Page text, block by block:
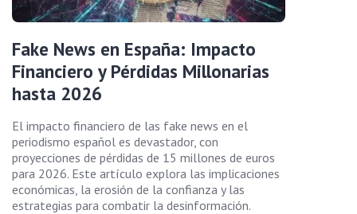
Fake News en España: Impacto
Financiero y Pérdidas Millonarias
hasta 2026
El impacto financiero de las fake news en el
periodismo español es devastador, con
proyecciones de pérdidas de 15 millones de euros
para 2026. Este artículo explora las implicaciones
económicas, la erosión de la confianza y las
estrategias para combatir la desinformación.